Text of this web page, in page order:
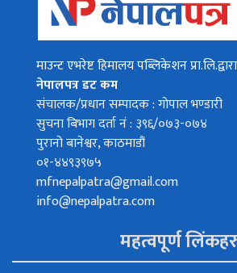
माउन्ट एभरेष्ट हिमालय पब्लिकेशन
नेपालपत्र डट कम
संचालक/प्रधान सम्पादक : गोपाल भण्डारी
सुचना बिभाग दर्ता नं : ३९६/०७३-०७४
पुरानो बानेश्वर, काठमाडौं
०१-४४९३९७५
mfnepalpatra@gmail.com
info@nepalpatra.com
महत्वपूर्ण